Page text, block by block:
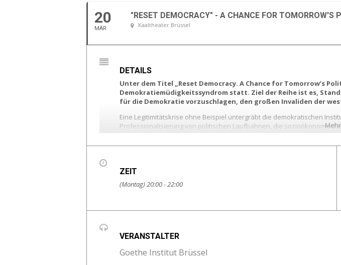
20
MÄR
"RESET DEMOCRACY" - A CHANCE FOR TOMORROW'S
Kaaltheater Brüssel
Mehr
DETAILS
Unter dem Titel „Reset Democracy. A Chance for Tomorrow’s
Demokratiemüdigkeitssyndrom statt. Ziel der Reihe ist es,
für die Demokratie vorzuschlagen, den großen Invaliden der
Eine Legitimitätskrise ohne Beispiel untergräbt die demokratischen
Professionalisierung von politischen Laufbahnen, die
in Ämtern Politik zu einer eigenen, in sich geschlossenen Welt gemacht.
Gesellschaften befallen hat. Trotzdem wurde es weder ausreichend
Das Phänomen zerstört unsere Gesellschaften, es verursacht
Bewegungen. Warum geschieht dies? Wie können wir Wege aus
Bürger im öffentlichen Leben engagieren? Kurz gesagt: Wie können
ZEIT
(Montag) 20:00 - 22:00
VERANSTALTER
Goethe Institut Brüssel